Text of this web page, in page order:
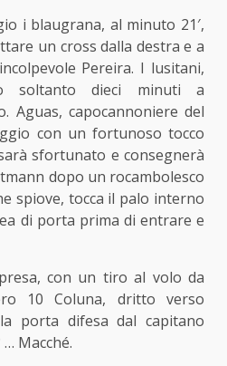
i blaugrana, al minuto 21′,
un cross dalla destra e a
Pereira. I lusitani,
soltanto dieci minuti a
Aguas, capocannoniere del
con un fortunoso tocco
sfortunato e consegnerà
dopo un rocambolesco
spiove, tocca il palo interno
di porta prima di entrare e
con un tiro al volo da
10 Coluna, dritto verso
porta difesa dal capitano
Macché.